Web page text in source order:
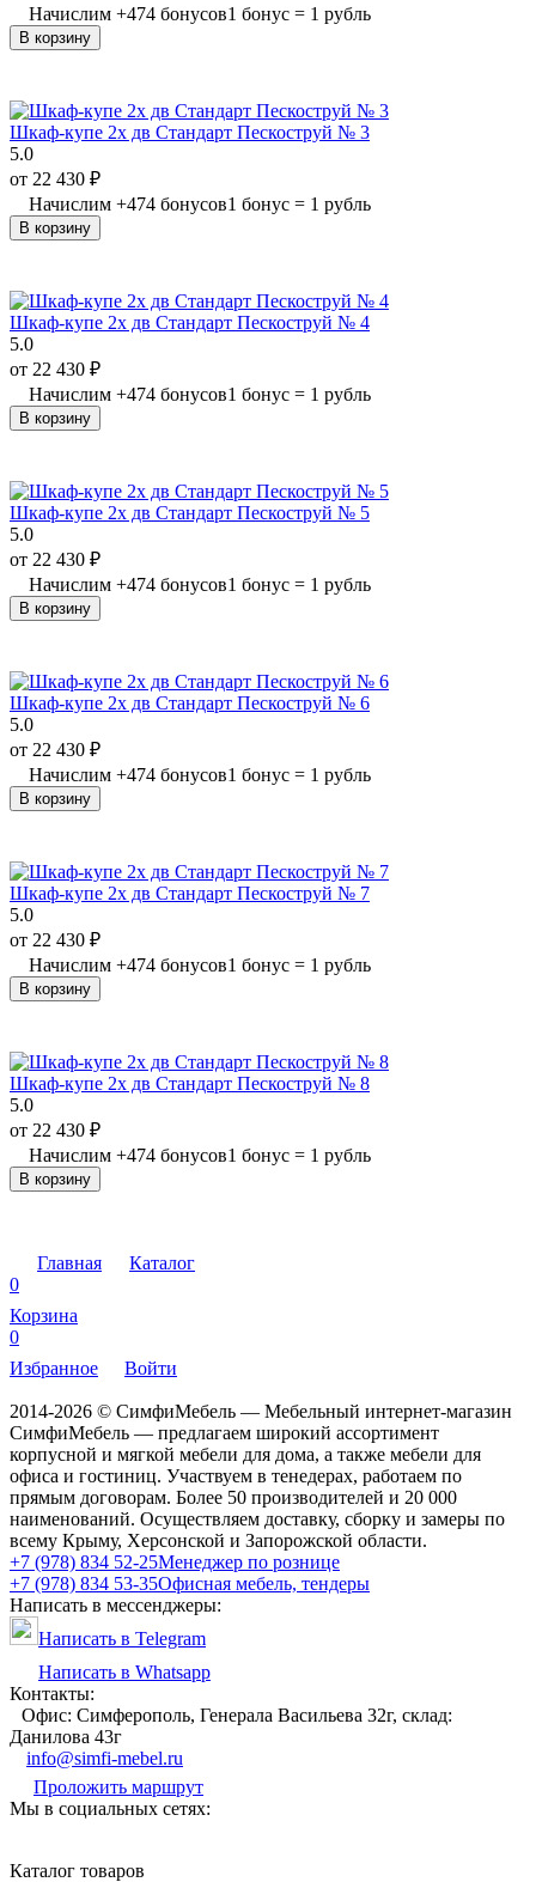
Начислим +474 бонусов1 бонус = 1 рубль
В корзину
Шкаф-купе 2х дв Стандарт Пескоструй № 3
5.0
от 22 430 ₽
Начислим +474 бонусов1 бонус = 1 рубль
В корзину
Шкаф-купе 2х дв Стандарт Пескоструй № 4
5.0
от 22 430 ₽
Начислим +474 бонусов1 бонус = 1 рубль
В корзину
Шкаф-купе 2х дв Стандарт Пескоструй № 5
5.0
от 22 430 ₽
Начислим +474 бонусов1 бонус = 1 рубль
В корзину
Шкаф-купе 2х дв Стандарт Пескоструй № 6
5.0
от 22 430 ₽
Начислим +474 бонусов1 бонус = 1 рубль
В корзину
Шкаф-купе 2х дв Стандарт Пескоструй № 7
5.0
от 22 430 ₽
Начислим +474 бонусов1 бонус = 1 рубль
В корзину
Шкаф-купе 2х дв Стандарт Пескоструй № 8
5.0
от 22 430 ₽
Начислим +474 бонусов1 бонус = 1 рубль
В корзину
Главная
Каталог
0
Корзина
0
Избранное
Войти
2014-2026 © СимфиМебель — Мебельный интернет-магазин
СимфиМебель — предлагаем широкий ассортимент
корпусной и мягкой мебели для дома, а также мебели для
офиса и гостиниц. Участвуем в тенедерах, работаем по
прямым договорам. Более 50 производителей и 20 000
наименований. Осуществляем доставку, сборку и замеры по
всему Крыму, Херсонской и Запорожской области.
+7 (978) 834 52-25Менеджер по рознице
+7 (978) 834 53-35Офисная мебель, тендеры
Написать в мессенджеры:
Написать в Telegram
Написать в Whatsapp
Контакты:
Офис: Симферополь, Генерала Васильева 32г, склад:
Данилова 43г
info@simfi-mebel.ru
Проложить маршрут
Мы в социальных сетях:
Каталог товаров